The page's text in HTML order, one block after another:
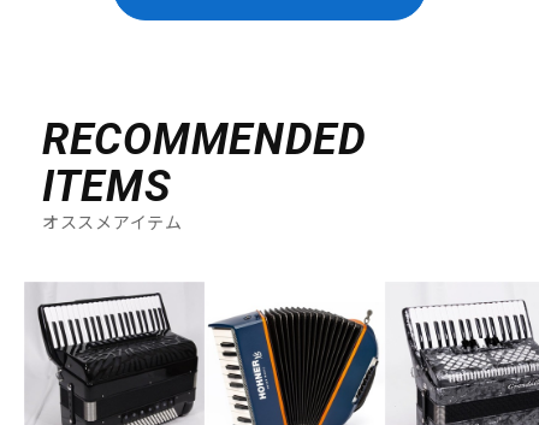
RECOMMENDED
ITEMS
オススメアイテム